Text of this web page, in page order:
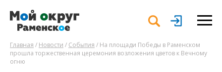
Главная / Новости / События / На площади Победы в Раменском
прошла торжественная церемония возложения цветов к Вечному
огню